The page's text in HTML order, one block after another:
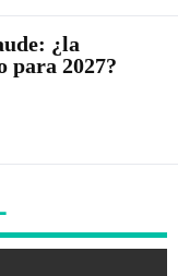
¿la
para 2027?